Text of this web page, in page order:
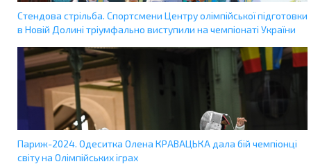
Стендова стрільба. Спортсмени Центру олімпійської підготовки
в Новій Долині тріумфально виступили на чемпіонаті України
Париж-2024. Одеситка Олена КРАВАЦЬКА дала бій чемпіонці
світу на Олімпійських іграх